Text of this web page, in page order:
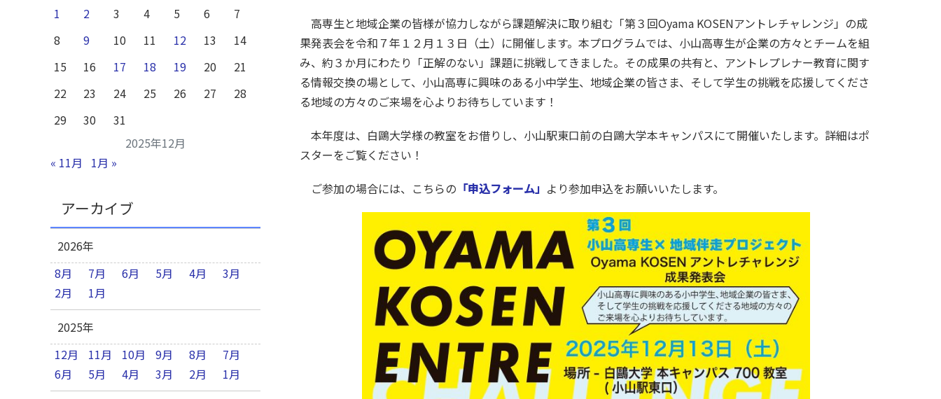
高専生と地域企業の皆様が協力しながら課題解決に取り組む「第３回Oyama KOSENアントレチャレンジ」の成
果発表会を令和７年１２月１３日（土）に開催します。本プログラムでは、小山高専生が企業の方々とチームを組
み、約３か月にわたり「正解のない」課題に挑戦してきました。その成果の共有と、アントレプレナー教育に関す
る情報交換の場として、小山高専に興味のある小中学生、地域企業の皆さま、そして学生の挑戦を応援してくださ
る地域の方々のご来場を心よりお待ちしています！
本年度は、白鷗大学様の教室をお借りし、小山駅東口前の白鷗大学本キャンパスにて開催いたします。詳細はポ
スターをご覧ください！
ご参加の場合には、こちらの 「申込フォーム」 より参加申込をお願いいたします。
2025年12月
1
2 3 4 5 6
7
8
9 10 11 12 13
14
15
16 17 18 19 20
21
22
23 24 25 26 27
28
29
30 31
« 11月 1月 »
アーカイブ
2026年
8月
7月 6月 5月 4月
3月
2月
1月
2025年
12月
11月 10月 9月 8月
7月
6月
5月 4月 3月 2月 1月